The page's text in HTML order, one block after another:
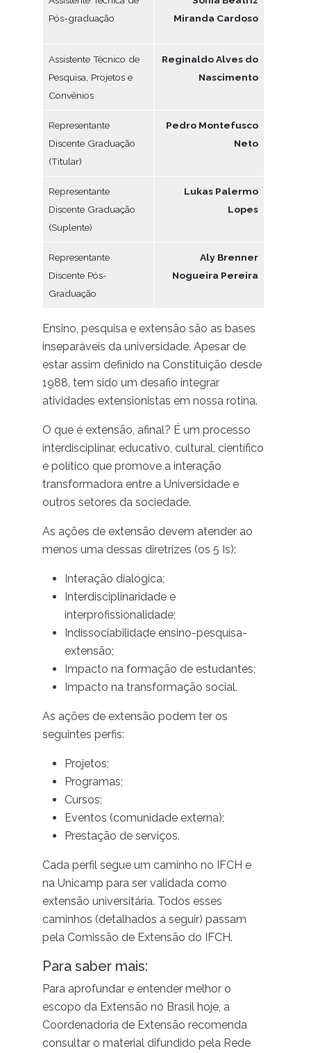
Pós-graduação
Miranda Cardoso
Assistente Técnico de
Pesquisa, Projetos e
Convênios
Reginaldo Alves do
Nascimento
Representante
Discente Graduação
(Titular)
Pedro Montefusco
Neto
Representante
Discente Graduação
(Suplente)
Lukas Palermo
Lopes
Representante
Discente Pós-
Graduação
Aly Brenner
Nogueira Pereira
Ensino, pesquisa e extensão são as bases
inseparáveis da universidade. Apesar de
estar assim definido na Constituição desde
1988, tem sido um desafio integrar
atividades extensionistas em nossa rotina.
O que é extensão, afinal? É um processo
interdisciplinar, educativo, cultural, científico
e político que promove a interação
transformadora entre a Universidade e
outros setores da sociedade.
As ações de extensão devem atender ao
menos uma dessas diretrizes (os 5 Is):
Interação dialógica;
Interdisciplinaridade e
interprofissionalidade;
Indissociabilidade ensino-pesquisa-
extensão;
Impacto na formação de estudantes;
Impacto na transformação social.
As ações de extensão podem ter os
seguintes perfis:
Projetos;
Programas;
Cursos;
Eventos (comunidade externa);
Prestação de serviços.
Cada perfil segue um caminho no IFCH e
na Unicamp para ser validada como
extensão universitária. Todos esses
caminhos (detalhados a seguir) passam
pela Comissão de Extensão do IFCH.
Para saber mais:
Para aprofundar e entender melhor o
escopo da Extensão no Brasil hoje, a
Coordenadoria de Extensão recomenda
consultar o material difundido pela Rede